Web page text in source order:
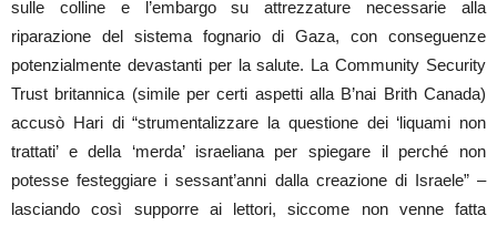
sulle colline e l’embargo su attrezzature necessarie alla
riparazione del sistema fognario di Gaza, con conseguenze
potenzialmente devastanti per la salute. La Community Security
Trust britannica (simile per certi aspetti alla B’nai Brith Canada)
accusò Hari di “strumentalizzare la questione dei ‘liquami non
trattati’ e della ‘merda’ israeliana per spiegare il perché non
potesse festeggiare i sessant’anni dalla creazione di Israele” –
lasciando così supporre ai lettori, siccome non venne fatta